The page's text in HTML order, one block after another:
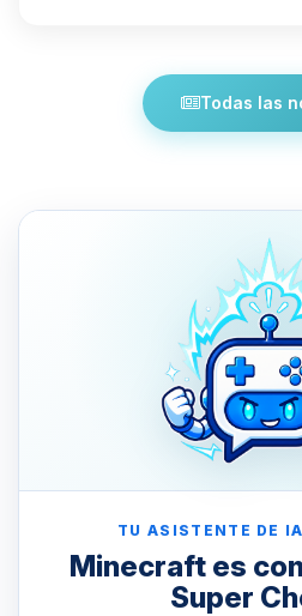
Todas las
TU ASISTENTE DE
Minecraft es
Super